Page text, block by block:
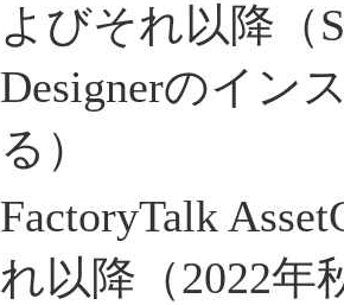
よびそれ以降（
Designerのイン
る）
FactoryTalk
れ以降（2022年